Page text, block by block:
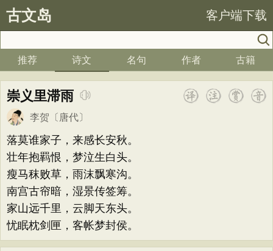
古文岛 客户端下载
推荐 诗文 名句 作者 古籍
崇义里滞雨
李贺 〔唐代〕
落莫谁家子，来感长安秋。
壮年抱羁恨，梦泣生白头。
瘦马秣败草，雨沫飘寒沟。
南宫古帘暗，湿景传签筹。
家山远千里，云脚天东头。
忧眠枕剑匣，客帐梦封侯。